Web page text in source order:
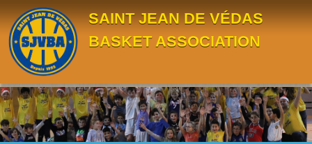
SAINT JEAN DE VÉDAS
BASKET ASSOCIATION
Panneau de gestion des cookies